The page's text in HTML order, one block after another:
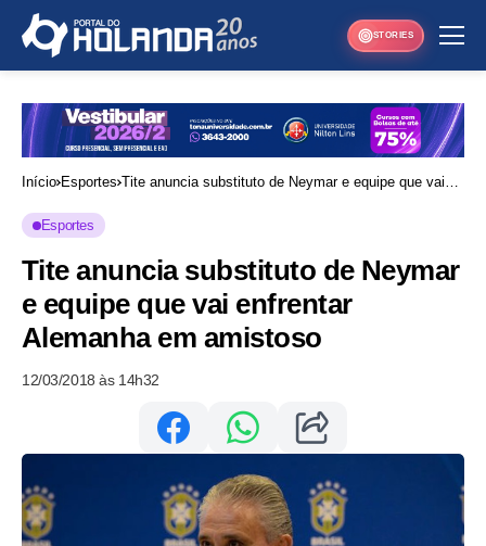
STORIES
Início Esportes Tite anuncia substituto de Neymar e equipe que vai
Esportes
Tite anuncia substituto de Neymar
e equipe que vai enfrentar
Alemanha em amistoso
12/03/2018 às 14h32